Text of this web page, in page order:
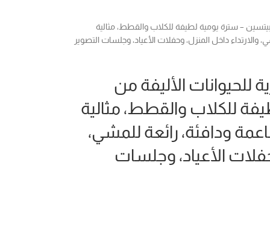
– سترة يومية لطيفة للكلاب والقطط، مثالية
والارتداء داخل المنزل، وحفلات الأعياد، وجلسات التصوير
الأليفة من
للكلاب والقطط، مثالية
ودافئة، رائعة للمشي،
الأعياد، وجلسات